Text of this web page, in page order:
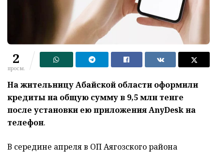
2
просм.
На жительницу Абайской области оформили
кредиты на общую сумму в 9,5 млн тенге
после установки ею приложения AnyDesk на
телефон.
В середине апреля в ОП Аягозского района